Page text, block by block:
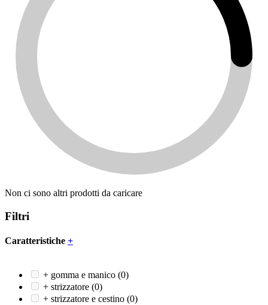
Non ci sono altri prodotti da caricare
Filtri
Caratteristiche +
+ gomma e manico (0)
+ strizzatore (0)
+ strizzatore e cestino (0)